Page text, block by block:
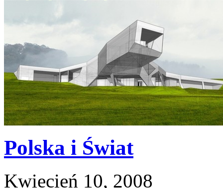
Polska i Świat
Kwiecień 10, 2008